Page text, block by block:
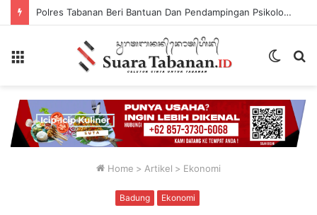
Polres Tabanan Beri Bantuan Dan Pendampingan Psikologis
Switch
Home > Artikel > Ekonomi
Badung Ekonomi